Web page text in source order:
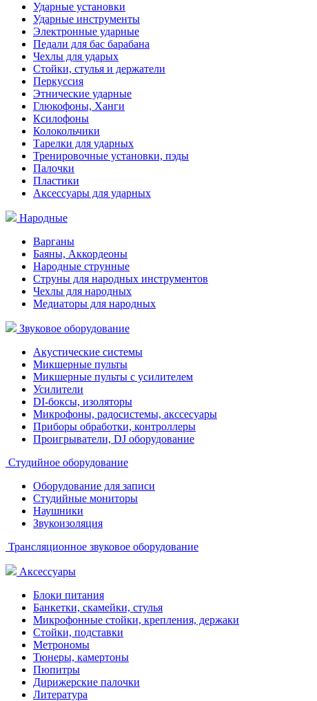
Ударные установки
Ударные инструменты
Электронные ударные
Педали для бас барабана
Чехлы для ударых
Стойки, стулья и держатели
Перкуссия
Этнические ударные
Глюкофоны, Ханги
Ксилофоны
Колокольчики
Тарелки для ударных
Тренировочные установки, пэды
Палочки
Пластики
Аксессуары для ударных
Народные
Варганы
Баяны, Аккордеоны
Народные струнные
Струны для народных инструментов
Чехлы для народных
Медиаторы для народных
Звуковое оборудование
Акустические системы
Микшерные пульты
Микшерные пульты с усилителем
Усилители
DI-боксы, изоляторы
Микрофоны, радосистемы, акссесуары
Приборы обработки, контроллеры
Проигрыватели, DJ оборудование
Студийное оборудование
Оборудование для записи
Студийные мониторы
Наушники
Звукоизоляция
Трансляционное звуковое оборудование
Аксессуары
Блоки питания
Банкетки, скамейки, стулья
Микрофонные стойки, крепления, держаки
Стойки, подставки
Метрономы
Тюнеры, камертоны
Пюпитры
Дирижерские палочки
Литература